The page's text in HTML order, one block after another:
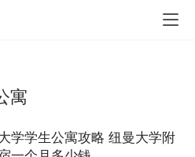
寓
学学生公寓攻略 纽曼大学附